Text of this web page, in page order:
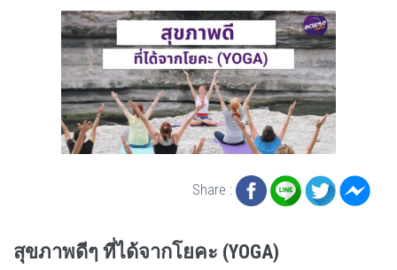
Share :
สุขภาพดีๆ ที่ได้จากโยคะ (YOGA)